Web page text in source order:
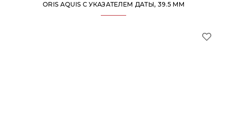
ORIS AQUIS С УКАЗАТЕЛЕМ ДАТЫ, 39.5 ММ